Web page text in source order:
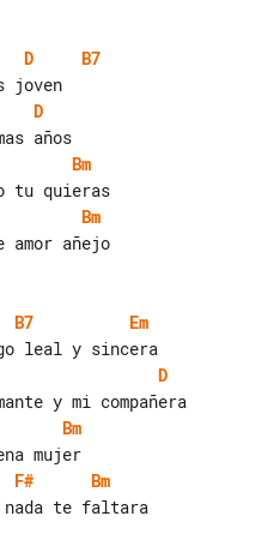
D
B7
D
Bm
Bm
añejo
B7
Em
D
Bm
F#
Bm
nada te faltara